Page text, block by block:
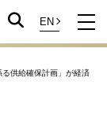
供給確保計画」が経済